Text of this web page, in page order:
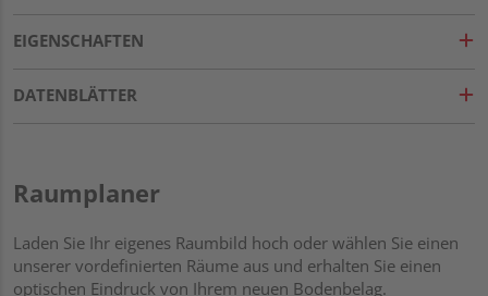
EIGENSCHAFTEN
DATENBLÄTTER
Raumplaner
Laden Sie Ihr eigenes Raumbild hoch oder wählen Sie einen
unserer vordefinierten Räume aus und erhalten Sie einen
optischen Eindruck von Ihrem neuen Bodenbelag.